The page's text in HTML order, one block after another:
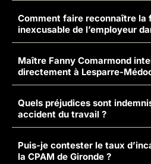
Comment faire reconnaître la
inexcusable de l’employeur
Maître Fanny Comarmond
directement à Lesparre-
Quels préjudices sont
accident du travail ?
Puis-je contester le taux
la CPAM de Gironde ?